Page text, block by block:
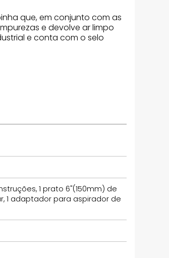
que, em conjunto com as
e devolve ar limpo
e conta com o selo
1 prato 6"(150mm) de
1 adaptador para aspirador de